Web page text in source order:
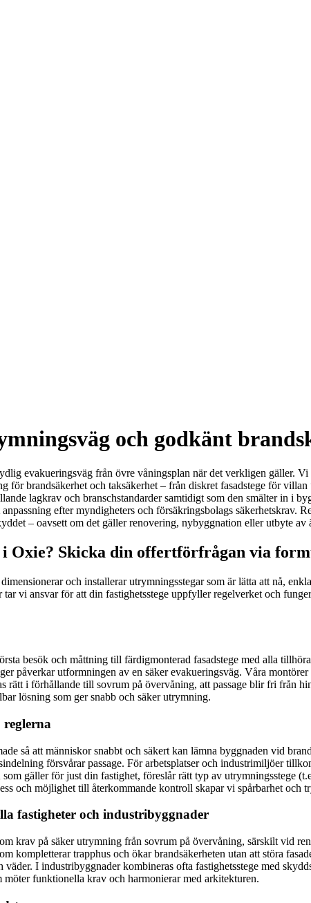
och godkänt
evakueringsväg från övre våningsplan när det verkligen gäller.
för brandsäkerhet och taksäkerhet – från diskret fasadstege för
lagkrav och branschstandarder samtidigt som den smälter in i
efter myndigheters och försäkringsbolags säkerhetskrav.
– oavsett om det gäller renovering, nybyggnation eller utbyte av
i Oxie? Skicka din offertförfrågan via
och installerar utrymningsstegar som är lätta att nå,
vi ansvar för att din fastighetsstege uppfyller regelverket och
besök och måttning till färdigmonterad fasadstege med alla
påverkar utformningen av en säker evakueringsväg. Våra
rätt i förhållande till sovrum på övervåning, att passage blir fri från
lösning som ger snabb och säker utrymning.
så att människor snabbt och säkert kan lämna byggnaden vid
försvårar passage. För arbetsplatser och industrimiljöer
gäller för just din fastighet, föreslår rätt typ av utrymningsstege
och möjlighet till återkommande kontroll skapar vi spårbarhet och
fastigheter och industribyggnader
krav på säker utrymning från sovrum på övervåning, särskilt vid
kompletterar trapphus och ökar brandsäkerheten utan att störa
I industribyggnader kombineras ofta fastighetsstege med
funktionella krav och harmonierar med arkitekturen.